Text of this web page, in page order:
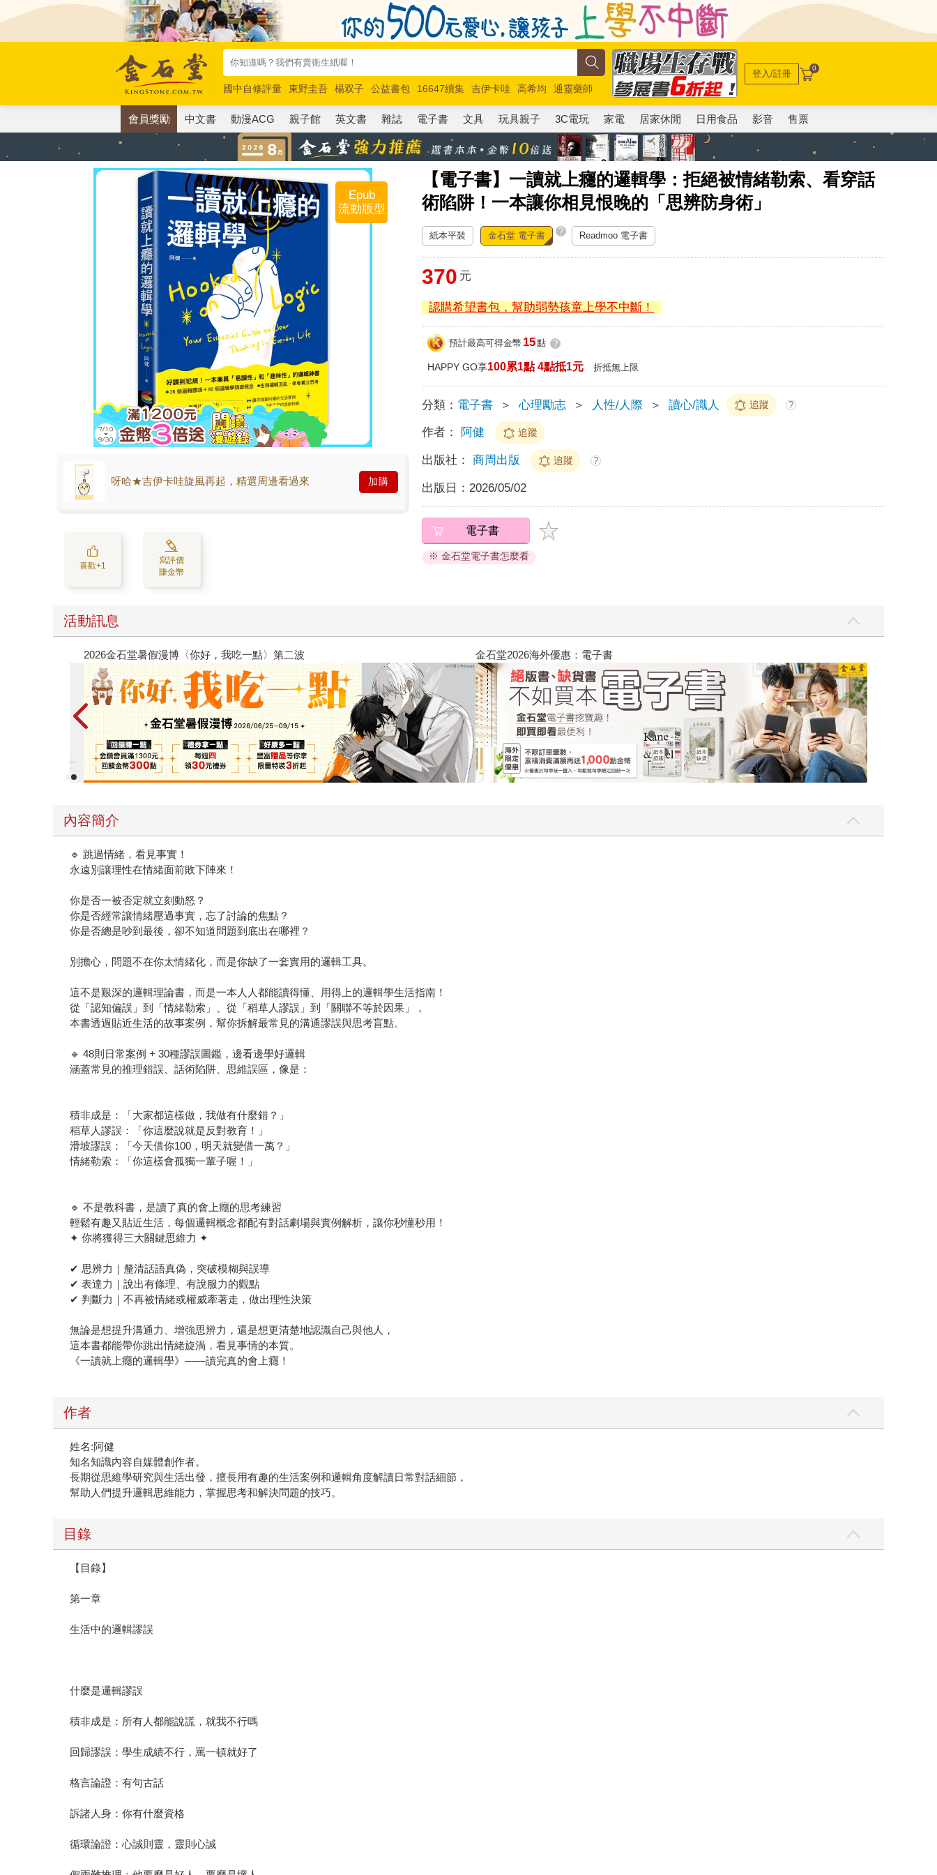
國中自修評量 東野圭吾 楊双子 公益書包 16647續集 吉伊卡哇 高希均
通靈藥師
唯紅花綻放
奧德賽 路邊攤新作 馬斯克 玩具總動員5 超慢跑
登入/註冊 0
會員獎勵 中文書 動漫ACG 親子館 英文書 雜誌 電子書 文具 玩具親子 3C電玩 家電 居家休閒 日用食品 影音 售票
【電子書】一讀就上癮的邏輯學：拒絕被情緒勒索、看穿話
術陷阱！一本讓你相見恨晚的「思辨防身術」
Epub
流動版型
呀哈★吉伊卡哇旋風再起，精選周邊看過來 加購
喜歡+1
寫評價
賺金幣
紙本平裝 金石堂 電子書 ? Readmoo 電子書
370 元
認購希望書包，幫助弱勢孩童上學不中斷！
預計最高可得金幣 15點 ?
HAPPY GO享100累1點 4點抵1元 折抵無上限
分類： 電子書 ＞ 心理勵志 ＞ 人性/人際 ＞ 讀心/識人 追蹤 ?
作者： 阿健 追蹤
出版社： 商周出版 追蹤 ?
出版日： 2026/05/02
電子書
※ 金石堂電子書怎麼看
活動訊息
春光ｘ奇幻基地｜全書系展 2026金石堂暑假漫博〈你好，我吃一點〉第二波
內容簡介
🔹 跳過情緒，看見事實！
永遠別讓理性在情緒面前敗下陣來！
你是否一被否定就立刻動怒？
你是否經常讓情緒壓過事實，忘了討論的焦點？
你是否總是吵到最後，卻不知道問題到底出在哪裡？
別擔心，問題不在你太情緒化，而是你缺了一套實用的邏輯工具。
這不是艱深的邏輯理論書，而是一本人人都能讀得懂、用得上的邏輯學生活指南！
從「認知偏誤」到「情緒勒索」、從「稻草人謬誤」到「關聯不等於因果」，
本書透過貼近生活的故事案例，幫你拆解最常見的溝通謬誤與思考盲點。
🔹 48則日常案例 + 30種謬誤圖鑑，邊看邊學好邏輯
涵蓋常見的推理錯誤、話術陷阱、思維誤區，像是：
積非成是：「大家都這樣做，我做有什麼錯？」
稻草人謬誤：「你這麼說就是反對教育！」
滑坡謬誤：「今天借你100，明天就變借一萬？」
情緒勒索：「你這樣會孤獨一輩子喔！」
🔹 不是教科書，是讀了真的會上癮的思考練習
輕鬆有趣又貼近生活，每個邏輯概念都配有對話劇場與實例解析，讓你秒懂秒用！
✦ 你將獲得三大關鍵思維力 ✦
✔ 思辨力｜釐清話語真偽，突破模糊與誤導
✔ 表達力｜說出有條理、有說服力的觀點
✔ 判斷力｜不再被情緒或權威牽著走，做出理性決策
無論是想提升溝通力、增強思辨力，還是想更清楚地認識自己與他人，
這本書都能帶你跳出情緒旋渦，看見事情的本質。
《一讀就上癮的邏輯學》——讀完真的會上癮！
作者
姓名:阿健
知名知識內容自媒體創作者。
長期從思維學研究與生活出發，擅長用有趣的生活案例和邏輯角度解讀日常對話細節，
幫助人們提升邏輯思維能力，掌握思考和解決問題的技巧。
目錄
【目錄】
第一章
生活中的邏輯謬誤
什麼是邏輯謬誤
積非成是：所有人都能說謊，就我不行嗎
回歸謬誤：學生成績不行，罵一頓就好了
格言論證：有句古話
訴諸人身：你有什麼資格
循環論證：心誠則靈，靈則心誠